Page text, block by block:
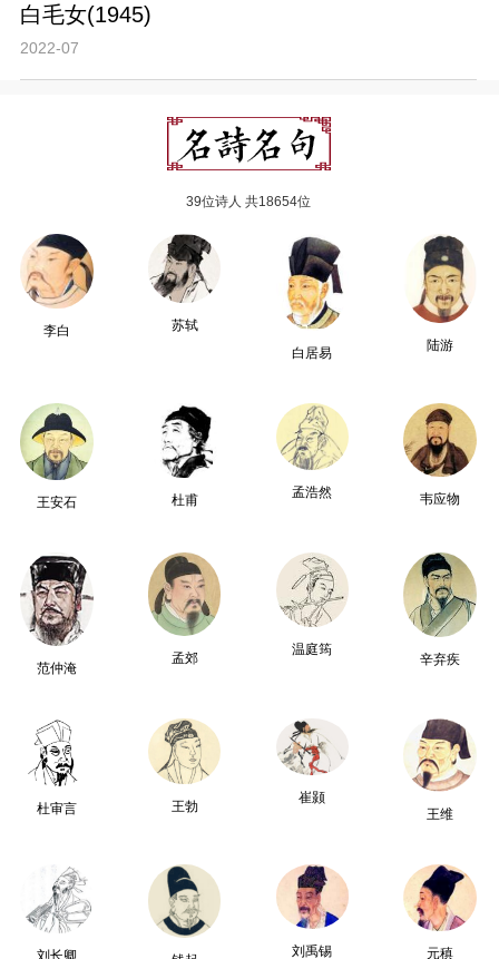
白毛女(1945)
2022-07
39位诗人 共18654位
李白
苏轼
白居易
陆游
王安石 杜甫
孟浩然 韦应物
范仲淹
孟郊
温庭筠
辛弃疾
杜审言 王勃
崔颢
王维
刘长卿 刘禹锡 元稹